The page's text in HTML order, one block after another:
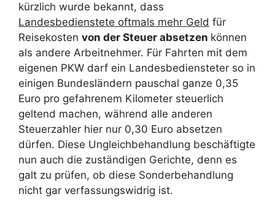
kürzlich wurde bekannt, dass
Landesbedienstete oftmals mehr Geld für
Reisekosten von der Steuer absetzen können
als andere Arbeitnehmer. Für Fahrten mit dem
eigenen PKW darf ein Landesbediensteter so in
einigen Bundesländern pauschal ganze 0,35
Euro pro gefahrenem Kilometer steuerlich
geltend machen, während alle anderen
Steuerzahler hier nur 0,30 Euro absetzen
dürfen. Diese Ungleichbehandlung beschäftigte
nun auch die zuständigen Gerichte, denn es
galt zu prüfen, ob diese Sonderbehandlung
nicht gar verfassungswidrig ist.